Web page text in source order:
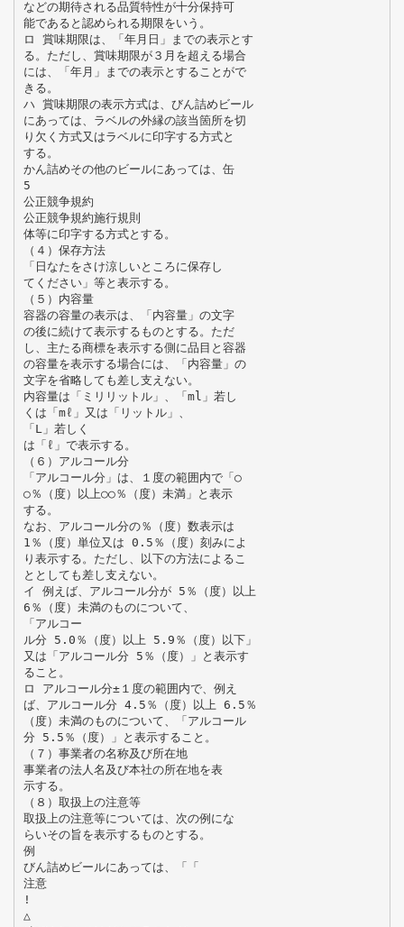
などの期待される品質特性が十分保持可
能であると認められる期限をいう。
ロ 賞味期限は、「年月日」までの表示とす
る。ただし、賞味期限が３月を超える場合
には、「年月」までの表示とすることがで
きる。
ハ 賞味期限の表示方式は、びん詰めビール
にあっては、ラベルの外縁の該当箇所を切
り欠く方式又はラベルに印字する方式と
する。
かん詰めその他のビールにあっては、缶
5
公正競争規約
公正競争規約施行規則
体等に印字する方式とする。
（４）保存方法
「日なたをさけ涼しいところに保存し
てください」等と表示する。
（５）内容量
容器の容量の表示は、「内容量」の文字
の後に続けて表示するものとする。ただ
し、主たる商標を表示する側に品目と容器
の容量を表示する場合には、「内容量」の
文字を省略しても差し支えない。
内容量は「ミリリットル」、「ml」若し
くは「mℓ」又は「リットル」、
「L」若しく
は「ℓ」で表示する。
（６）アルコール分
「アルコール分」は、１度の範囲内で「○
○％（度）以上○○％（度）未満」と表示
する。
なお、アルコール分の％（度）数表示は
1％（度）単位又は 0.5％（度）刻みによ
り表示する。ただし、以下の方法によるこ
ととしても差し支えない。
イ 例えば、アルコール分が 5％（度）以上
6％（度）未満のものについて、
「アルコー
ル分 5.0％（度）以上 5.9％（度）以下」
又は「アルコール分 5％（度）」と表示す
ること。
ロ アルコール分±１度の範囲内で、例え
ば、アルコール分 4.5％（度）以上 6.5％
（度）未満のものについて、「アルコール
分 5.5％（度）」と表示すること。
（７）事業者の名称及び所在地
事業者の法人名及び本社の所在地を表
示する。
（８）取扱上の注意等
取扱上の注意等については、次の例にな
らいその旨を表示するものとする。
例
びん詰めビールにあっては、「「
注意
!
△